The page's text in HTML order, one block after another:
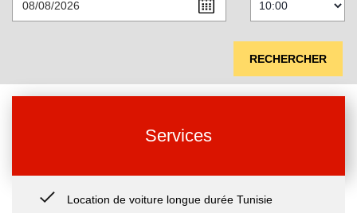
RECHERCHER
Services
Location de voiture longue durée Tunisie